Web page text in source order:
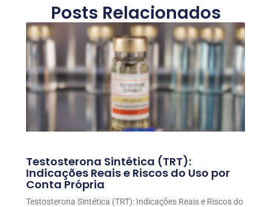
Posts Relacionados
Testosterona Sintética (TRT):
Indicações Reais e Riscos do Uso por
Conta Própria
Testosterona Sintética (TRT): Indicações Reais e Riscos do